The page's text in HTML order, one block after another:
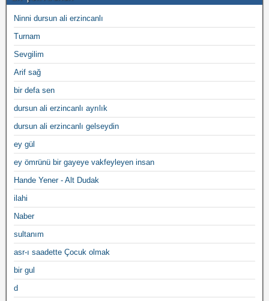
Ninni dursun ali erzincanlı
Turnam
Sevgilim
Arif sağ
bir defa sen
dursun ali erzincanlı ayrılık
dursun ali erzincanlı gelseydin
ey gül
ey ömrünü bir gayeye vakfeyleyen insan
Hande Yener - Alt Dudak
ilahi
Naber
sultanım
asr-ı saadette Çocuk olmak
bir gul
d